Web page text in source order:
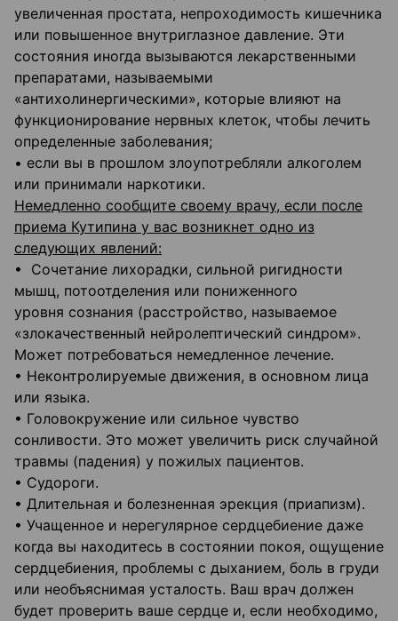
увеличенная простата, непроходимость кишечника
или повышенное внутриглазное давление. Эти
состояния иногда вызываются лекарственными
препаратами, называемыми
«антихолинергическими», которые влияют на
функционирование нервных клеток, чтобы лечить
определенные заболевания;
• если вы в прошлом злоупотребляли алкоголем
или принимали наркотики.
Немедленно сообщите своему врачу, если после
приема Кутипина у вас возникнет одно из
следующих явлений:
• Сочетание лихорадки, сильной ригидности
мышц, потоотделения или пониженного
уровня сознания (расстройство, называемое
«злокачественный нейролептический синдром».
Может потребоваться немедленное лечение.
• Неконтролируемые движения, в основном лица
или языка.
• Головокружение или сильное чувство
сонливости. Это может увеличить риск случайной
травмы (падения) у пожилых пациентов.
• Судороги.
• Длительная и болезненная эрекция (приапизм).
• Учащенное и нерегулярное сердцебиение даже
когда вы находитесь в состоянии покоя, ощущение
сердцебиения, проблемы с дыханием, боль в груди
или необъяснимая усталость. Ваш врач должен
будет проверить ваше сердце и, если необходимо,